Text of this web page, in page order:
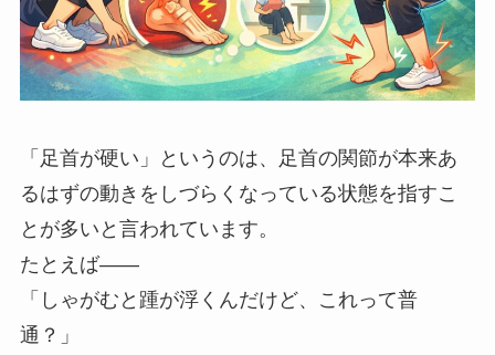
「足首が硬い」というのは、足首の関節が本来あ
るはずの動きをしづらくなっている状態を指すこ
とが多いと言われています。
たとえば――
「しゃがむと踵が浮くんだけど、これって普
通？」